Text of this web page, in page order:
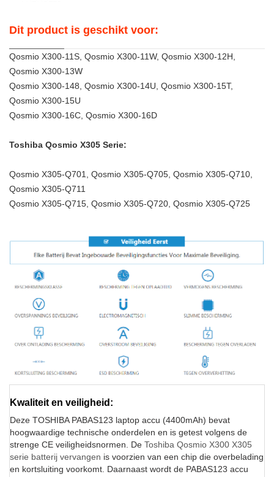
Dit product is geschikt voor:
Qosmio X300-11S, Qosmio X300-11W, Qosmio X300-12H,
Qosmio X300-13W
Qosmio X300-148, Qosmio X300-14U, Qosmio X300-15T,
Qosmio X300-15U
Qosmio X300-16C, Qosmio X300-16D
Toshiba Qosmio X305 Serie:
Qosmio X305-Q701, Qosmio X305-Q705, Qosmio X305-Q710,
Qosmio X305-Q711
Qosmio X305-Q715, Qosmio X305-Q720, Qosmio X305-Q725
Kwaliteit en veiligheid:
Deze TOSHIBA PABAS123 laptop accu (4400mAh) bevat
hoogwaardige technische onderdelen en is getest volgens de
strenge CE veiligheidsnormen. De Toshiba Qosmio X300 X305
serie batterij vervangen is voorzien van een chip die overbelading
en kortsluiting voorkomt. Daarnaast wordt de PABAS123 accu